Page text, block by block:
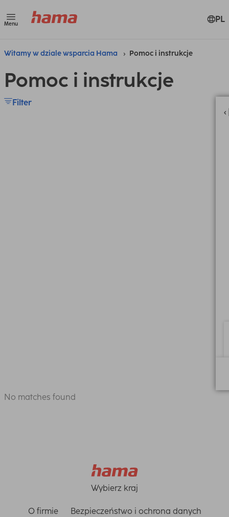
Menu PL
Witamy w dziale wsparcia Hama Pomoc i instrukcje
Pomoc i instrukcje
Filter
No matches found
Wybierz kraj
O firmie
Bezpieczeństwo i ochrona danych